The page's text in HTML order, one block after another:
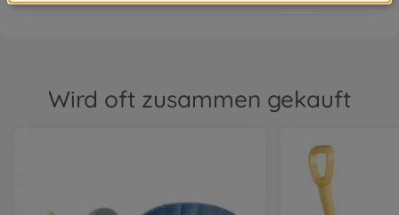
Wird oft zusammen gekauft